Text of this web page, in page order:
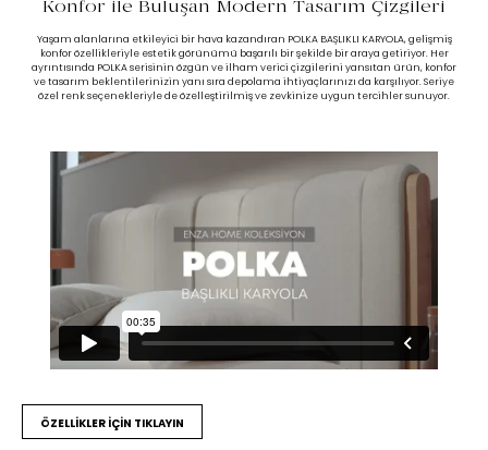
Konfor ile Buluşan Modern Tasarım Çizgileri
Yaşam alanlarına etkileyici bir hava kazandıran POLKA BAŞLIKLI KARYOLA, gelişmiş
konfor özellikleriyle estetik görünümü başarılı bir şekilde bir araya getiriyor. Her
ayrıntısında POLKA serisinin özgün ve ilham verici çizgilerini yansıtan ürün, konfor
ve tasarım beklentilerinizin yanı sıra depolama ihtiyaçlarınızı da karşılıyor. Seriye
özel renk seçenekleriyle de özelleştirilmiş ve zevkinize uygun tercihler sunuyor.
ÖZELLİKLER İÇİN TIKLAYIN